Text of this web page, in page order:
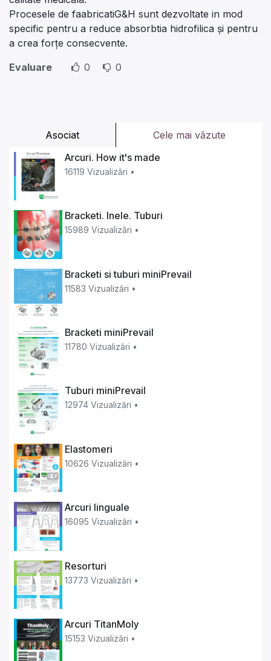
Asociat
Cele mai văzute
Arcuri. How it's made
16119 Vizualizări •
Bracketi. Inele. Tuburi
15989 Vizualizări •
Bracketi si tuburi miniPrevail
11583 Vizualizări •
Bracketi miniPrevail
11780 Vizualizări •
Tuburi miniPrevail
12974 Vizualizări •
Elastomeri
10626 Vizualizări •
Arcuri linguale
16095 Vizualizări •
Resorturi
13773 Vizualizări •
Arcuri TitanMoly
15153 Vizualizări •
Procesele de faabricatiG&H sunt dezvoltate in mod
specific pentru a reduce absorbtia hidrofilica și pentru
a crea forțe consecvente.
Evaluare
0 0